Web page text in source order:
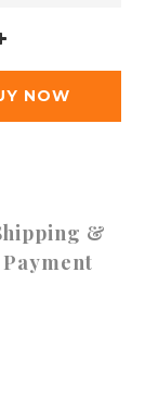
NOW
&
Payment